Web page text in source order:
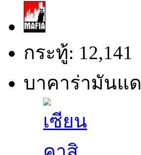
กระทู้: 12,141
บาคาร่ามันแ